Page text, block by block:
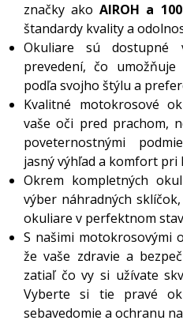
značky akoAIROH a
štandardy kvality a
Okuliare sú dostupné
prevedení, čo
podľa svojho štýlu a
Kvalitné motokrosové
vaše oči pred prachom,
poveternostnými
jasný výhľad a komfort pri
Okrem kompletných
výber náhradných
okuliare v perfektnom
S našimi motokrosovými
že vaše zdravie a
zatiaľ čo vy si užívate
Vyberte si tie pravé
sebavedomie a ochranu